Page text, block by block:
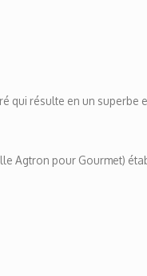
qui résulte en un
Agtron pour Gourmet)